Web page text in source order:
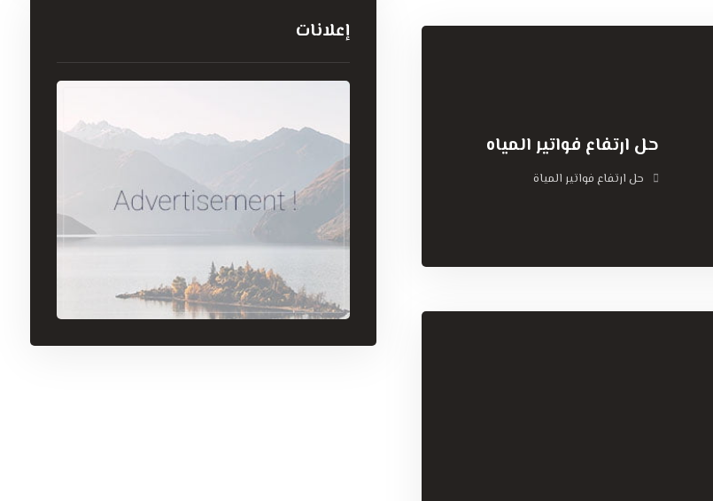
حل ارتفاع فواتير المياه
حل ارتفاع فواتير المياة
إعلانات